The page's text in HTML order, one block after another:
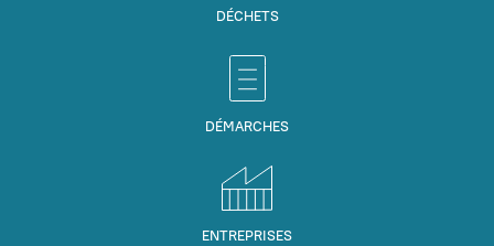
DÉCHETS
DÉMARCHES
ENTREPRISES